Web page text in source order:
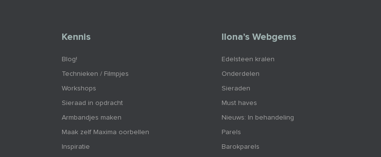
Kennis
Blog!
Technieken / Filmpjes
Workshops
Sieraad in opdracht
Armbandjes maken
Maak zelf Maxima oorbellen
Inspiratie
Ilona’s Webgems
Edelsteen kralen
Onderdelen
Sieraden
Must haves
Nieuws: In behandeling
Parels
Barokparels